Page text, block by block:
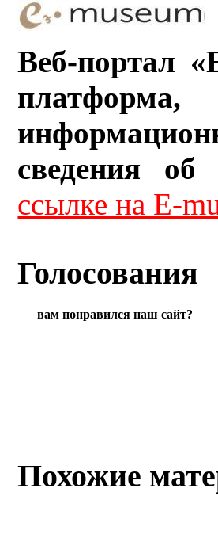
Веб-портал
сведения об
ссылке на E-
Голосования
вам понравился наш сайт?
Похожие